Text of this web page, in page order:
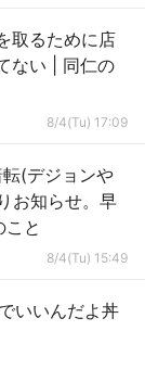
取るために店
仁の
8/4(Tu) 17:09
(デジョンや
お知らせ。早
と
8/4(Tu) 15:49
いいんだよ丼